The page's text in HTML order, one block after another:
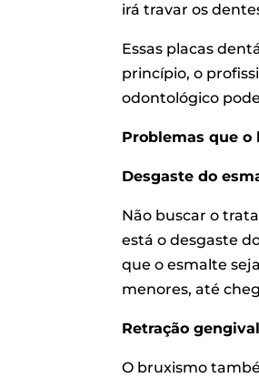
irá travar os
Essas placas
princípio, o
odontológico
Problemas que
Desgaste do
Não buscar o
está o desgaste
que o esmalte
menores, até
Retração gengival
O bruxismo